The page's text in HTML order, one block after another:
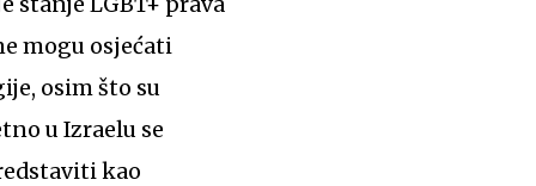
mogu osjećati
osim što su
u Izraelu se
kao